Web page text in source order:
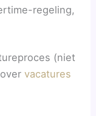
regeling,
(niet
overvacatures